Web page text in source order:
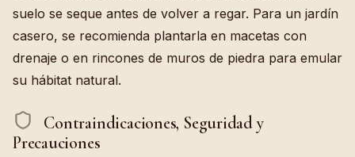
suelo se seque antes de volver a regar. Para un jardín
casero, se recomienda plantarla en macetas con
drenaje o en rincones de muros de piedra para emular
su hábitat natural.
Contraindicaciones, Seguridad y
Precauciones